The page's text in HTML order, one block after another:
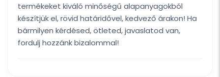
termékeket kiváló minőségű alapanyagokból
készítjük el, rövid határidővel, kedvező árakon! Ha
bármilyen kérdésed, ötleted, javaslatod van,
fordulj hozzánk bizalommal!